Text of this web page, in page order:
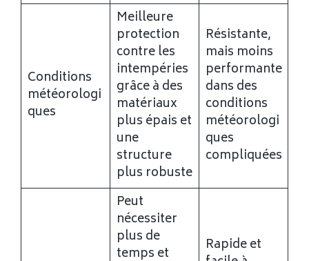
Conditions
météorologi
ques
Meilleure
protection
contre les
intempéries
grâce à des
matériaux
plus épais et
une
structure
plus robuste
Résistante,
mais moins
performante
dans des
conditions
météorologi
ques
compliquées
Peut
nécessiter
plus de
temps et
Rapide et